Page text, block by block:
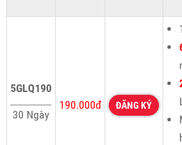
5GLQ190
30 Ngày
190.000đ ĐĂNG KÝ